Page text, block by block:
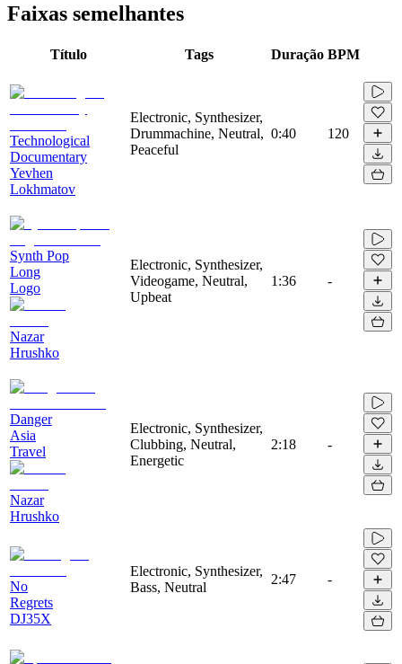
Faixas semelhantes
Título Tags Duração BPM
Technological
Documentary
Yevhen
Lokhmatov
Electronic, Synthesizer,
Drummachine, Neutral,
Peaceful
0:40 120
Synth Pop
Long
Logo
Nazar
Hrushko
Electronic, Synthesizer,
Videogame, Neutral,
Upbeat
1:36 -
Danger
Asia
Travel
Nazar
Hrushko
Electronic, Synthesizer,
Clubbing, Neutral,
Energetic
2:18 -
No
Regrets
DJ35X
Electronic, Synthesizer,
Bass, Neutral
2:47 -